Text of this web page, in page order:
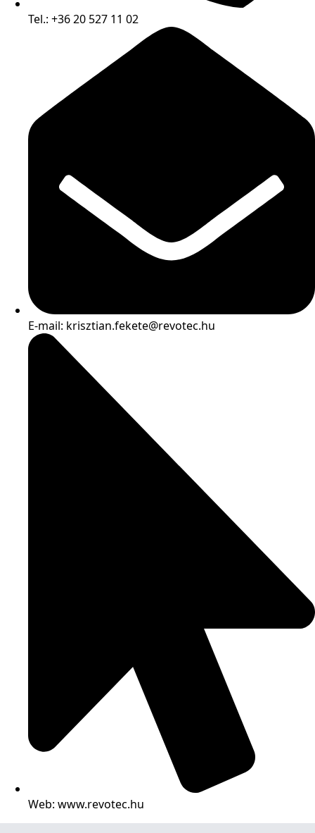
Tel.: +36 20 527 11 02
E-mail: krisztian.fekete@revotec.hu
Web: www.revotec.hu